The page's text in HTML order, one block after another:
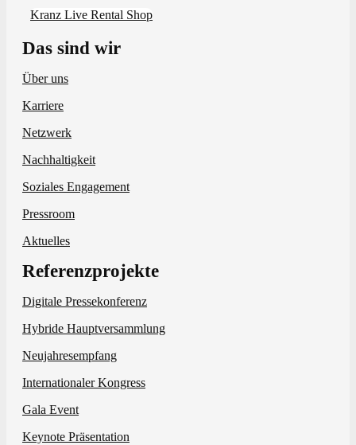
Kranz Live Rental Shop
Das sind wir
Über uns
Karriere
Netzwerk
Nachhaltigkeit
Soziales Engagement
Pressroom
Aktuelles
Referenzprojekte
Digitale Pressekonferenz
Hybride Hauptversammlung
Neujahresempfang
Internationaler Kongress
Gala Event
Keynote Präsentation